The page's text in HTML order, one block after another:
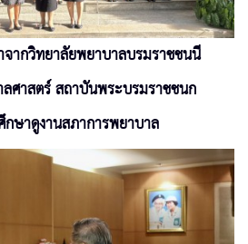
ากวิทยาลัยพยาบาลบรมราชชนนี
ศาสตร์ สถาบันพระบรมราชชนก
กษาดูงานสภาการพยาบาล